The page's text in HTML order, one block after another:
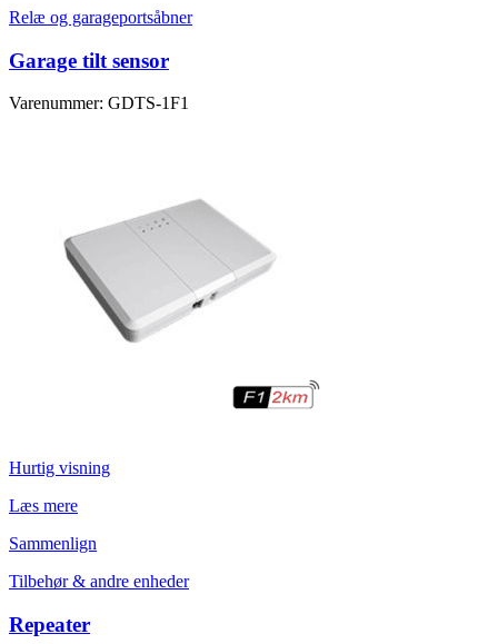
Relæ og garageportsåbner
Garage tilt sensor
Varenummer: GDTS-1F1
Hurtig visning
Læs mere
Sammenlign
Tilbehør & andre enheder
Repeater